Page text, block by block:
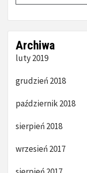
Archiwa
luty 2019
grudzień 2018
październik 2018
sierpień 2018
wrzesień 2017